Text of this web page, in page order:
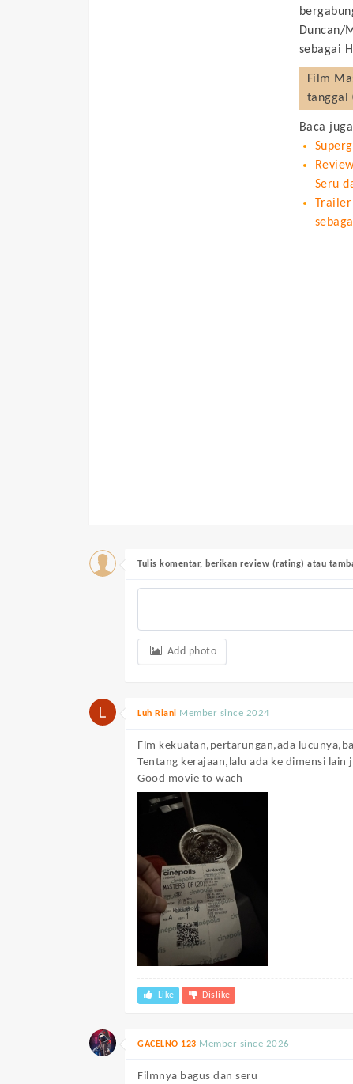
Duncan/
sebagai
Film
tanggal
Baca
Seru
Tulis komentar, berikan review (rating) atau
Add photo
Luh Riani Member since 2024
Flm kekuatan,pertarungan,ada
Tentang kerajaan,lalu ada ke dimensi
Good movie to wach
Like Dislike
GACELNO 123 Member since 2026
Filmnya bagus dan seru